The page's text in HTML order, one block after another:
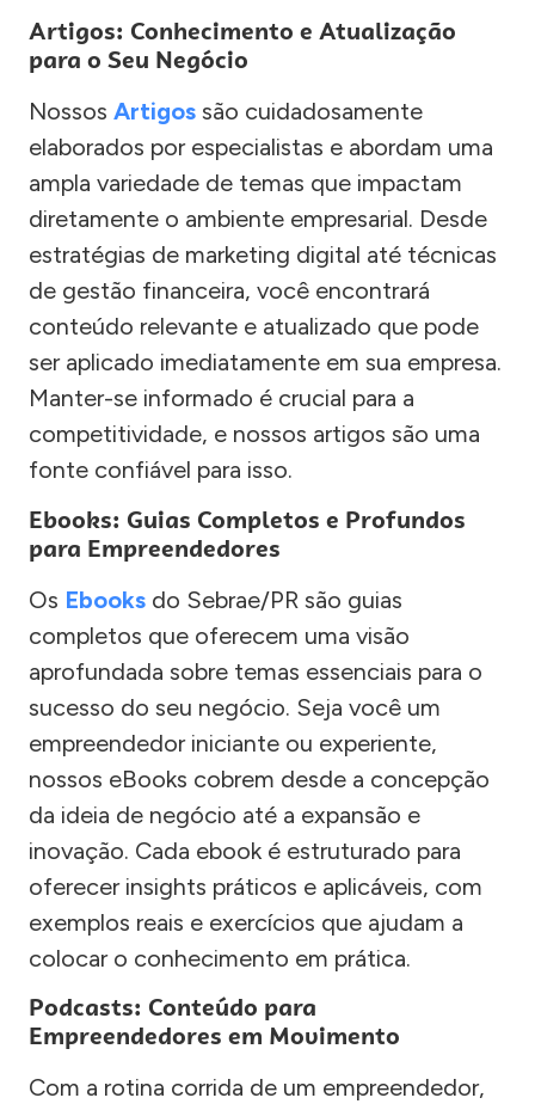
Artigos: Conhecimento e Atualização
para o Seu Negócio
Nossos Artigos são cuidadosamente
elaborados por especialistas e abordam uma
ampla variedade de temas que impactam
diretamente o ambiente empresarial. Desde
estratégias de marketing digital até técnicas
de gestão financeira, você encontrará
conteúdo relevante e atualizado que pode
ser aplicado imediatamente em sua empresa.
Manter-se informado é crucial para a
competitividade, e nossos artigos são uma
fonte confiável para isso.
Ebooks: Guias Completos e Profundos
para Empreendedores
Os Ebooks do Sebrae/PR são guias
completos que oferecem uma visão
aprofundada sobre temas essenciais para o
sucesso do seu negócio. Seja você um
empreendedor iniciante ou experiente,
nossos eBooks cobrem desde a concepção
da ideia de negócio até a expansão e
inovação. Cada ebook é estruturado para
oferecer insights práticos e aplicáveis, com
exemplos reais e exercícios que ajudam a
colocar o conhecimento em prática.
Podcasts: Conteúdo para
Empreendedores em Movimento
Com a rotina corrida de um empreendedor,